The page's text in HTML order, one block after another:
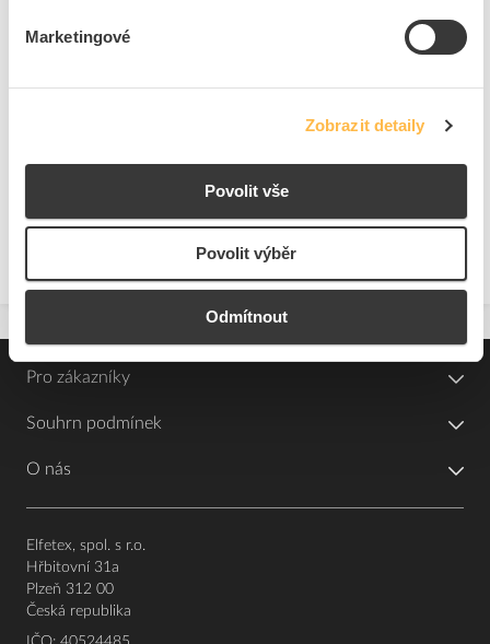
Marketingové
Zobrazit detaily
Povolit vše
Povolit výběr
Odmítnout
Pomůžeme sehnat dobrého elektrikáře
Dodávky fotovoltaických systémů
Pro zákazníky
Souhrn podmínek
O nás
Elfetex, spol. s r.o.
Hřbitovní 31a
Plzeň 312 00
Česká republika